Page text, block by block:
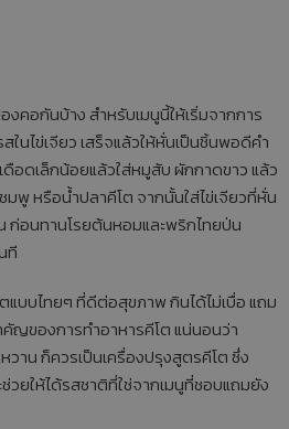
คอกันบ้าง สำหรับเมนูนี้ให้เริ่มจากการ
ในไข่เจียว เสร็จแล้วให้หั่นเป็นชิ้นพอดีคำ
อดเล็กน้อยแล้วใส่หมูสับ ผักกาดขาว แล้ว
พู หรือน้ำปลาคีโต จากนั้นใส่ไข่เจียวที่หั่น
ก่อนทานโรยต้นหอมและพริกไทยป่น
ที
แบบไทยๆ ที่ดีต่อสุขภาพ กินได้ไม่เบื่อ แถม
ญของการทำอาหารคีโต แน่นอนว่า
วาน ก็ควรเป็นเครื่องปรุงสูตรคีโต ซึ่ง
ช่วยให้ได้รสชาติที่ใช่จากเมนูที่ชอบแถมยัง